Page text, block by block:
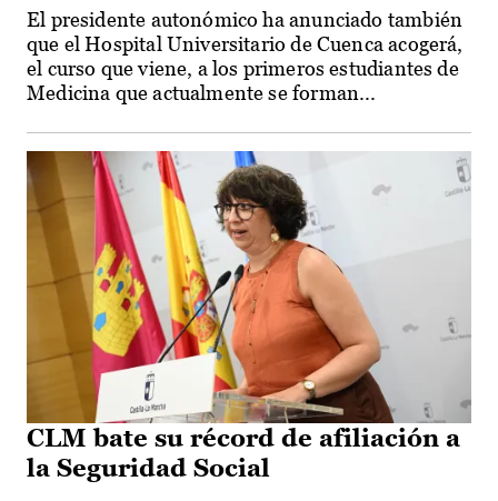
El presidente autonómico ha anunciado también
que el Hospital Universitario de Cuenca acogerá,
el curso que viene, a los primeros estudiantes de
Medicina que actualmente se forman...
CLM bate su récord de afiliación a
la Seguridad Social